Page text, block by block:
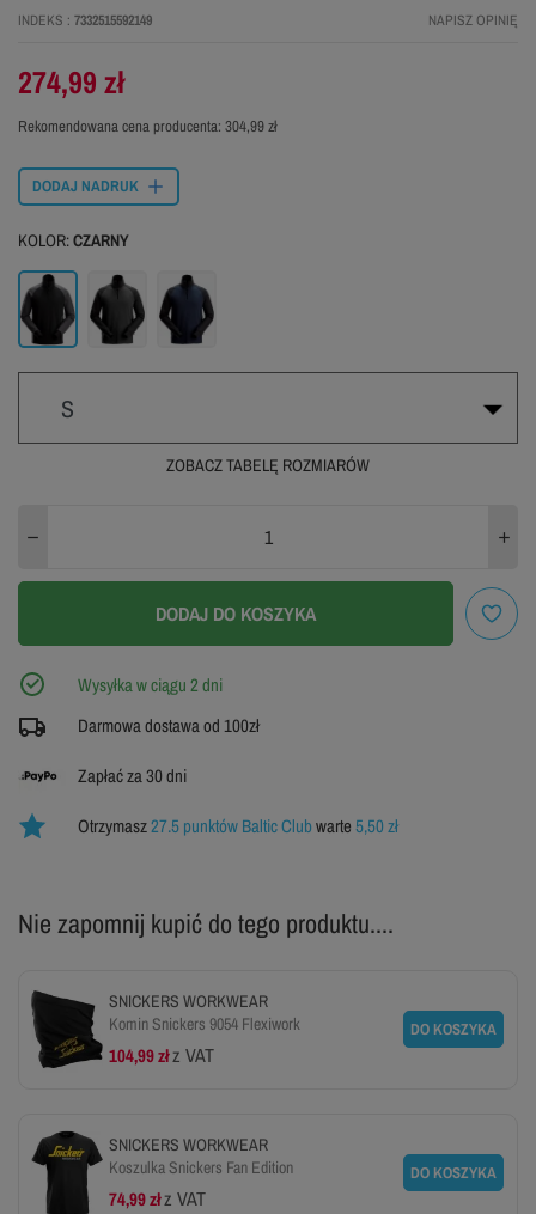
INDEKS 7332515592149 NAPISZ OPINIĘ
Rekomendowana cena producenta: 304,99 zł
274,99 zł
DODAJ NADRUK
KOLOR:CZARNY
Czarny Szary Granatowy
S
M
XXL
ZOBACZ TABELĘ ROZMIARÓW
DODAJ DO KOSZYKA
Wysyłka w ciągu 2 dni
Darmowa dostawa od 100zł
Zapłać za 30 dni
Otrzymasz27.5 punktów Baltic Clubwarte5,50 zł
Nie zapomnij kupić do tego produktu....
SNICKERS WORKWEAR
Komin Snickers 9054 Flexiwork
104,99 złz VAT
DO KOSZYKA
SNICKERS WORKWEAR
Koszulka Snickers Fan Edition
74,99 złz VAT
DO KOSZYKA